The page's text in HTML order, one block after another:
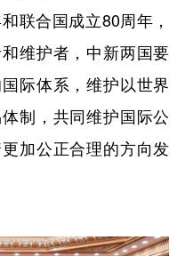
联合国成立80周年，
维护者，中新两国要
际体系，维护以世界
制，共同维护国际公
加公正合理的方向发